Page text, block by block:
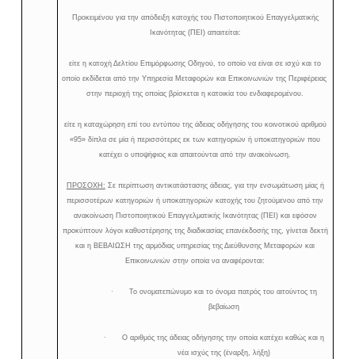
Προκειμένου για την απόδειξη κατοχής του Πιστοποιητικού Επαγγελματικής
Ικανότητας (ΠΕΙ) απαιτείται:
είτε η κατοχή Δελτίου Επιμόρφωσης Οδηγού, το οποίο να είναι σε ισχύ και το
οποίο εκδίδεται από την Υπηρεσία Μεταφορών και Επικοινωνιών της Περιφέρειας
στην περιοχή της οποίας βρίσκεται η κατοικία του ενδιαφερομένου.
είτε η καταχώρηση επί του εντύπου της άδειας οδήγησης του κοινοτικού αριθμού
«95» δίπλα σε μία ή περισσότερες εκ των κατηγοριών ή υποκατηγοριών που
κατέχει ο υποψήφιος και απαιτούνται από την ανακοίνωση.
ΠΡΟΣΟΧΗ: Σε περίπτωση αντικατάστασης άδειας, για την ενσωμάτωση μίας ή
περισσοτέρων κατηγοριών ή υποκατηγοριών κατοχής του ζητούμενου από την
ανακοίνωση Πιστοποιητικού Επαγγελματικής Ικανότητας (ΠΕΙ) και εφόσον
προκύπτουν λόγοι καθυστέρησης της διαδικασίας επανέκδοσής της, γίνεται δεκτή
και η ΒΕΒΑΙΩΣΗ της αρμόδιας υπηρεσίας της Διεύθυνσης Μεταφορών και
Επικοινωνιών στην οποία να αναφέρονται:
·
Το ονοματεπώνυμο και το όνομα πατρός του αιτούντος τη
βεβαίωση
·
Ο αριθμός της άδειας οδήγησης την οποία κατέχει καθώς και η
νέα ισχύς της (έναρξη, λήξη)